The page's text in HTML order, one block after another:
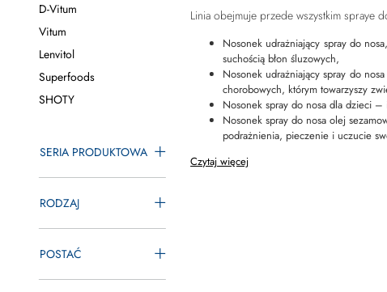
D-Vitum
Vitum
Lenvitol
Superfoods
SHOTY
SERIA PRODUKTOWA
RODZAJ
POSTAĆ
Linia obejmuje przede wszystkim spraye
Nosonek udrażniający spray do
suchością błon śluzowych,
Nosonek udrażniający spray do
choro­bowych, którym towarzyszy
Nosonek spray do nosa dla dzieci –
Nosonek spray do nosa olej
podrażnienia, pieczenie i uczucie
Czytaj więcej